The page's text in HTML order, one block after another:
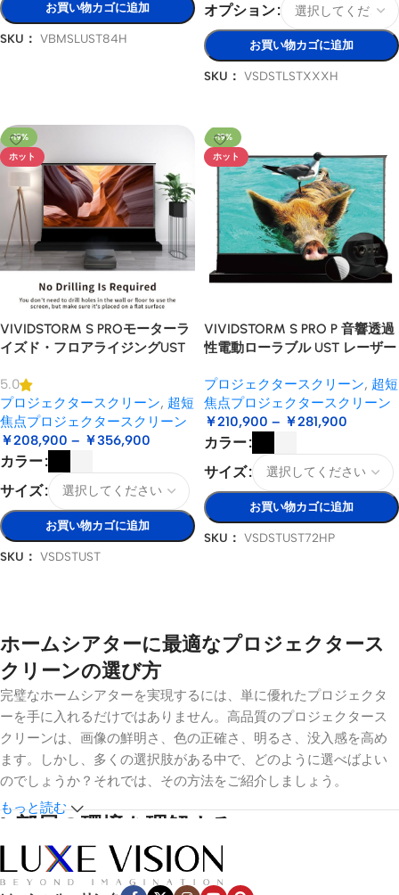
お買い物カゴに追加
SKU： VBMSLUST84H
オプション
お買い物カゴに追加
SKU： VSDSTLSTXXXH
-19%
ホット
VIVIDSTORM S PROモーターラ
イズド・フロアライジングUST
クリーン
5.0
プロジェクタースクリーン, 超短
焦点プロジェクタースクリーン
￥208,900 – ￥356,900
カラー
サイズ
お買い物カゴに追加
SKU： VSDSTUST
-19%
ホット
VIVIDSTORM S PRO P 音響透過
性電動ローラブル UST レーザー
プロジェクタースクリーン, 超短
焦点プロジェクタースクリーン
￥210,900 – ￥281,900
カラー
サイズ
お買い物カゴに追加
SKU： VSDSTUST72HP
ホームシアターに最適なプロジェクタース
クリーンの選び方
完璧なホームシアターを実現するには、単に優れたプロジェクタ
ーを手に入れるだけではありません。高品質のプロジェクタース
クリーンは、画像の鮮明さ、色の正確さ、明るさ、没入感を高め
ます。しかし、多くの選択肢がある中で、どのように選べばよい
のでしょうか？それでは、その方法をご紹介しましょう。
1. 部屋の環境を理解する
環境光
もっと読む